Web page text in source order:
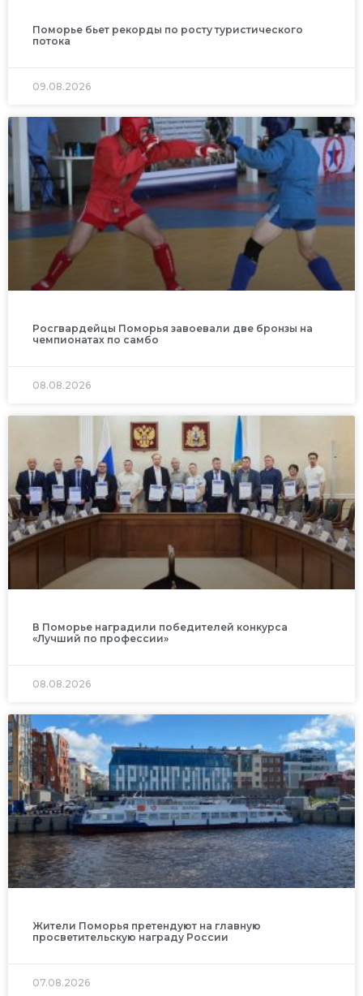
Поморье бьет рекорды по росту туристического
потока
09.08.2026
Росгвардейцы Поморья завоевали две бронзы на
чемпионатах по самбо
08.08.2026
В Поморье наградили победителей конкурса
«Лучший по профессии»
08.08.2026
Жители Поморья претендуют на главную
просветительскую награду России
07.08.2026